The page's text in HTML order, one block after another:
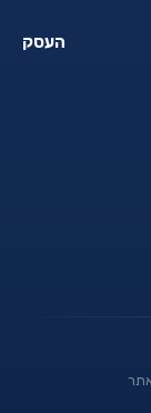
העסק